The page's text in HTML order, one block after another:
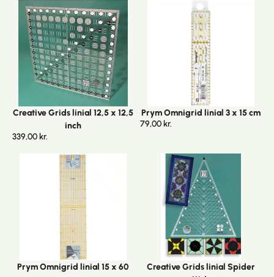
Creative Grids linial 12,5 x 12,5
inch
339,00 kr.
Prym Omnigrid linial 3 x 15 cm
79,00 kr.
Prym Omnigrid linial 15 x 60
Creative Grids linial Spider